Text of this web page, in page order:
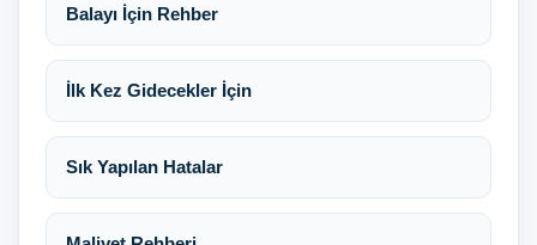
Balayı İçin Rehber
İlk Kez Gidecekler İçin
Sık Yapılan Hatalar